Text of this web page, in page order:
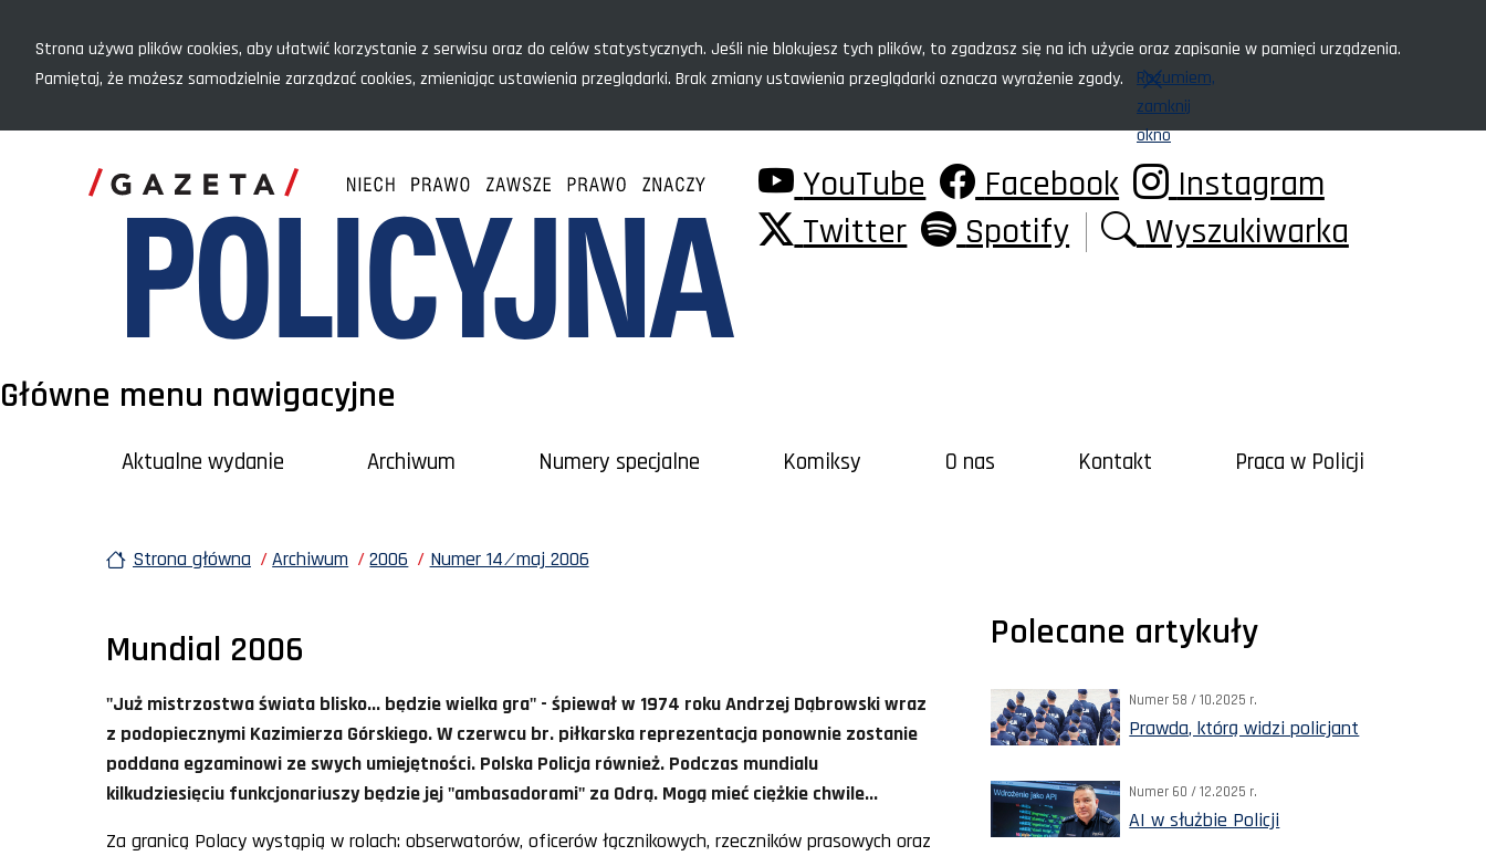
Strona używa plików cookies, aby ułatwić korzystanie z serwisu oraz do celów statystycznych. Jeśli nie blokujesz tych plików, to zgadzasz się na ich użycie oraz zapisanie w pamięci urządzenia.
Pamiętaj, że możesz samodzielnie zarządzać cookies, zmieniając ustawienia przeglądarki. Brak zmiany ustawienia przeglądarki oznacza wyrażenie zgody.
Rozumiem,
zamknij
okno
YouTube Facebook
Instagram
Twitter
Spotify Wyszukiwarka
Główne menu nawigacyjne
Aktualne wydanie Archiwum Numery specjalne Komiksy O nas Kontakt Praca w Policji
Strona główna Archiwum 2006 Numer 14 ⁄ maj 2006
Mundial 2006
"Już mistrzostwa świata blisko... będzie wielka gra" - śpiewał w 1974 roku Andrzej Dąbrowski wraz
z podopiecznymi Kazimierza Górskiego. W czerwcu br. piłkarska reprezentacja ponownie zostanie
poddana egzaminowi ze swych umiejętności. Polska Policja również. Podczas mundialu
kilkudziesięciu funkcjonariuszy będzie jej "ambasadorami" za Odrą. Mogą mieć ciężkie chwile...
Za granicą Polacy wystąpią w rolach: obserwatorów, oficerów łącznikowych, rzeczników prasowych oraz
Polecane artykuły
Numer 58 / 10.2025 r.
Prawda, którą widzi policjant
Numer 60 / 12.2025 r.
AI w służbie Policji